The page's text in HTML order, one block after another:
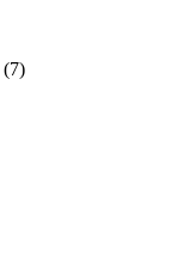
(7)